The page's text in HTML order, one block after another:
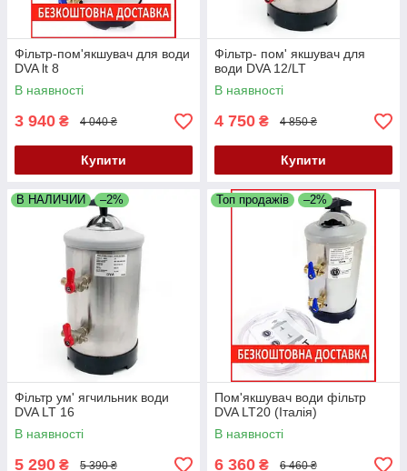
Фільтр-пом'якшувач для води
DVA lt 8
В наявності
3 940 ₴ 4 040 ₴
Купити
Фільтр- пом' якшувач для
води DVA 12/LT
В наявності
4 750 ₴ 4 850 ₴
Купити
В НАЛИЧИИ –2%
Фільтр ум' ягчильник води
DVA LT 16
В наявності
5 290 ₴ 5 390 ₴
Топ продажів –2%
Пом'якшувач води фільтр
DVA LT20 (Італія)
В наявності
6 360 ₴ 6 460 ₴